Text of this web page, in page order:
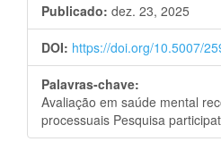
Publicado: dez. 23, 2025
DOI: https://doi.org/10.5007/
Palavras-chave:
Avaliação em saúde mental
processuais Pesquisa